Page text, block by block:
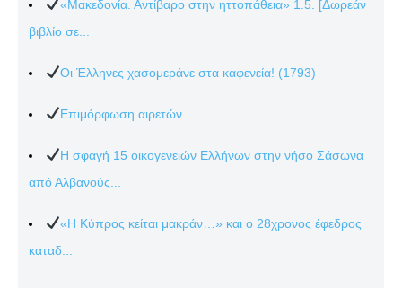
«Μακεδονία. Αντίβαρο στην ηττοπάθεια» 1.5. [Δωρεάν
βιβλίο σε...
Οι Έλληνες χασομεράνε στα καφενεία! (1793)
Επιμόρφωση αιρετών
Η σφαγή 15 οικογενειών Ελλήνων στην νήσο Σάσωνα
από Αλβανούς...
«Η Κύπρος κείται μακράν…» και ο 28χρονος έφεδρος
καταδ...